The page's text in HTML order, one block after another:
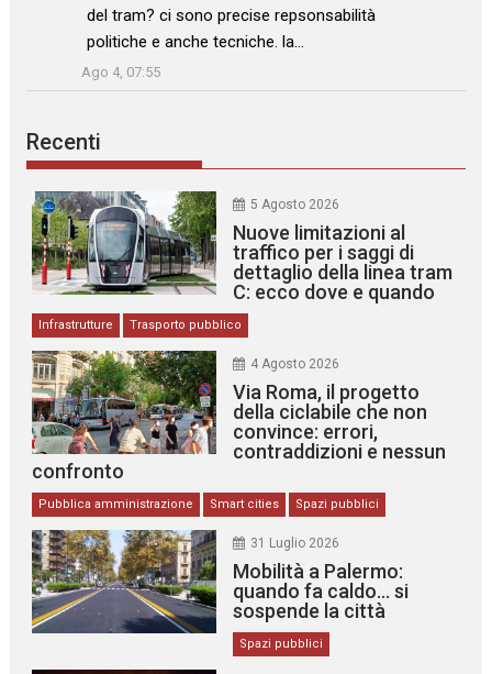
del tram? ci sono precise repsonsabilità
politiche e anche tecniche. la…
”
Ago 4, 07:55
Recenti
5 Agosto 2026
Nuove limitazioni al
traffico per i saggi di
dettaglio della linea tram
C: ecco dove e quando
Infrastrutture Trasporto pubblico
4 Agosto 2026
Via Roma, il progetto
della ciclabile che non
convince: errori,
contraddizioni e nessun
confronto
Pubblica amministrazione Smart cities Spazi pubblici
31 Luglio 2026
Mobilità a Palermo:
quando fa caldo… si
sospende la città
Spazi pubblici